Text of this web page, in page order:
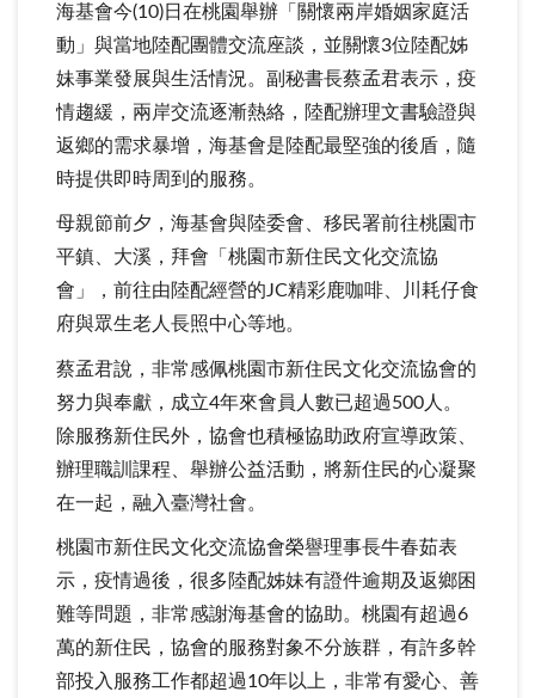
海基會今(10)日在桃園舉辦「關懷兩岸婚姻家庭活
動」與當地陸配團體交流座談，並關懷3位陸配姊
妹事業發展與生活情況。副秘書長蔡孟君表示，疫
情趨緩，兩岸交流逐漸熱絡，陸配辦理文書驗證與
返鄉的需求暴增，海基會是陸配最堅強的後盾，隨
時提供即時周到的服務。
母親節前夕，海基會與陸委會、移民署前往桃園市
平鎮、大溪，拜會「桃園市新住民文化交流協
會」，前往由陸配經營的JC精彩鹿咖啡、川耗仔食
府與眾生老人長照中心等地。
蔡孟君說，非常感佩桃園市新住民文化交流協會的
努力與奉獻，成立4年來會員人數已超過500人。
除服務新住民外，協會也積極協助政府宣導政策、
辦理職訓課程、舉辦公益活動，將新住民的心凝聚
在一起，融入臺灣社會。
桃園市新住民文化交流協會榮譽理事長牛春茹表
示，疫情過後，很多陸配姊妹有證件逾期及返鄉困
難等問題，非常感謝海基會的協助。桃園有超過6
萬的新住民，協會的服務對象不分族群，有許多幹
部投入服務工作都超過10年以上，非常有愛心、善